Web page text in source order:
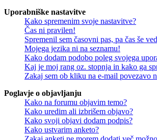
Uporabniške nastavitve
Kako spremenim svoje nastavitve?
Čas ni pravilen!
Spremenil sem časovni pas, pa čas še
Mojega jezika ni na seznamu!
Kako dodam podobo poleg svojega
Kaj je moj rang oz. stopnja in kako ga
Zakaj sem ob kliku na e-mail povezavo
Poglavje o objavljanju
Kako na forumu objavim temo?
Kako uredim ali izbrišem objavo?
Kako svoji objavi dodam podpis?
Kako ustvarim anketo?